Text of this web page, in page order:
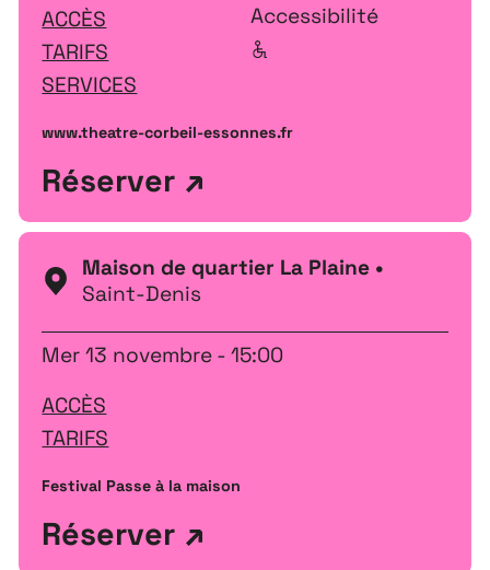
Extensions26
26 JUILLET ↘ 5 SEPTEMBRE
ACCÈS
TARIFS
SERVICES
Accessibilité
www.theatre-corbeil-essonnes.fr
Réserver
Maison de quartier La Plaine •
Saint-Denis
Mer 13 novembre - 15:00
ACCÈS
TARIFS
Festival Passe à la maison
Réserver